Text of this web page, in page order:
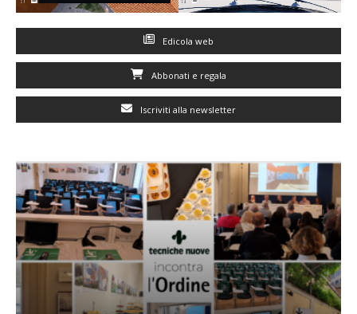
Edicola web
Abbonati e regala
Iscriviti alla newsletter